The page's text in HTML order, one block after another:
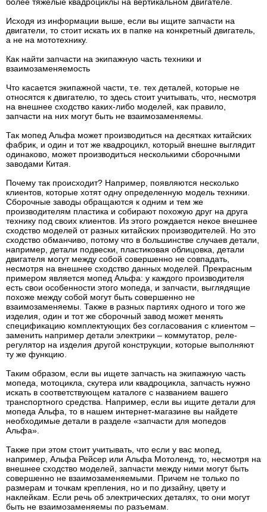
Исходя из информации выше, если вы ищите запчасти на
двигатели, то стоит искать их в папке на конкретный двигатель,
а не на мототехнику.
Как найти запчасти на экипажную часть техники и
взаимозаменяемость
Что касается экипажной части, т.е. тех деталей, которые не
относятся к двигателю, то здесь стоит учитывать, что, несмотря
на внешнее сходство каких-либо моделей, как правило,
запчасти на них могут быть не взаимозаменяемы.
Так мопед Альфа может производиться на десятках китайских
фабрик, и один и тот же квадроцикл, который внешне выглядит
одинаково, может производиться несколькими сборочными
заводами Китая.
Почему так происходит? Например, появляются несколько
клиентов, которые хотят одну определенную модель техники.
Сборочные заводы обращаются к одним и тем же
производителям пластика и собирают похожую друг на друга
технику под своих клиентов. Из этого рождается некое внешнее
сходство моделей от разных китайских производителей. Но это
сходство обманчиво, потому что в большинстве случаев детали,
например, детали подвески, пластиковая облицовка, детали
двигателя могут между собой совершенно не совпадать,
несмотря на внешнее сходство данных моделей. Прекрасным
примером является мопед Альфа: у каждого производителя
есть свои особенности этого мопеда, и запчасти, выглядящие
похоже между собой могут быть совершенно не
взаимозаменяемы. Также в разных партиях одного и того же
изделия, один и тот же сборочный завод может менять
спецификацию комплектующих без согласования с клиентом –
заменить например детали электрики – коммутатор, реле-
регулятор на изделия другой конструкции, которые выполняют
ту же функцию.
Таким образом, если вы ищете запчасть на экипажную часть
мопеда, мотоцикла, скутера или квадроцикла, запчасть нужно
искать в соответствующем каталоге с названием вашего
транспортного средства. Например, если вы ищите детали для
мопеда Альфа, то в нашем интернет-магазине вы найдете
необходимые детали в разделе «запчасти для мопедов
Альфа».
Также при этом стоит учитывать, что если у вас мопед,
например, Альфа Рейсер или Альфа Мотоленд, то, несмотря на
внешнее сходство моделей, запчасти между ними могут быть
совершенно не взаимозаменяемыми. Причем не только по
размерам и точкам крепления, но и по дизайну, цвету и
наклейкам. Если речь об электрических деталях, то они могут
быть не взаимозаменяемы по разъемам.